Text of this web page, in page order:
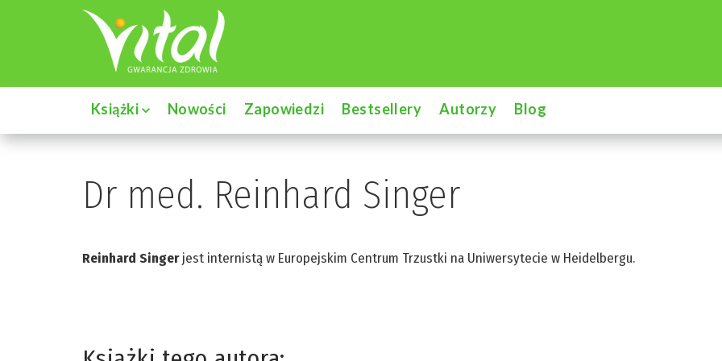
Książki Nowości Zapowiedzi Bestsellery Autorzy Blog
Dr med. Reinhard Singer
Reinhard Singerjest internistą w Europejskim Centrum Trzustki na Uniwersytecie w Heidelbergu.